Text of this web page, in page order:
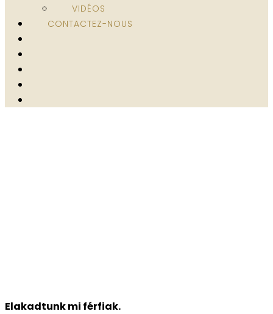
VIDÉOS
CONTACTEZ-NOUS
Elakadtunk mi férfiak.